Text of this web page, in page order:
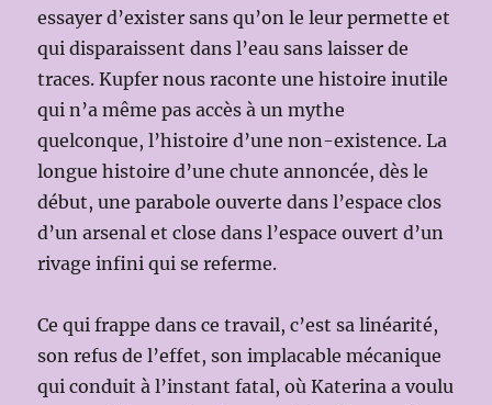
essayer d’exister sans qu’on le leur permette et
qui disparaissent dans l’eau sans laisser de
traces. Kupfer nous raconte une histoire inutile
qui n’a même pas accès à un mythe
quelconque, l’histoire d’une non-existence. La
longue histoire d’une chute annoncée, dès le
début, une parabole ouverte dans l’espace clos
d’un arsenal et close dans l’espace ouvert d’un
rivage infini qui se referme.
Ce qui frappe dans ce travail, c’est sa linéarité,
son refus de l’effet, son implacable mécanique
qui conduit à l’instant fatal, où Katerina a voulu